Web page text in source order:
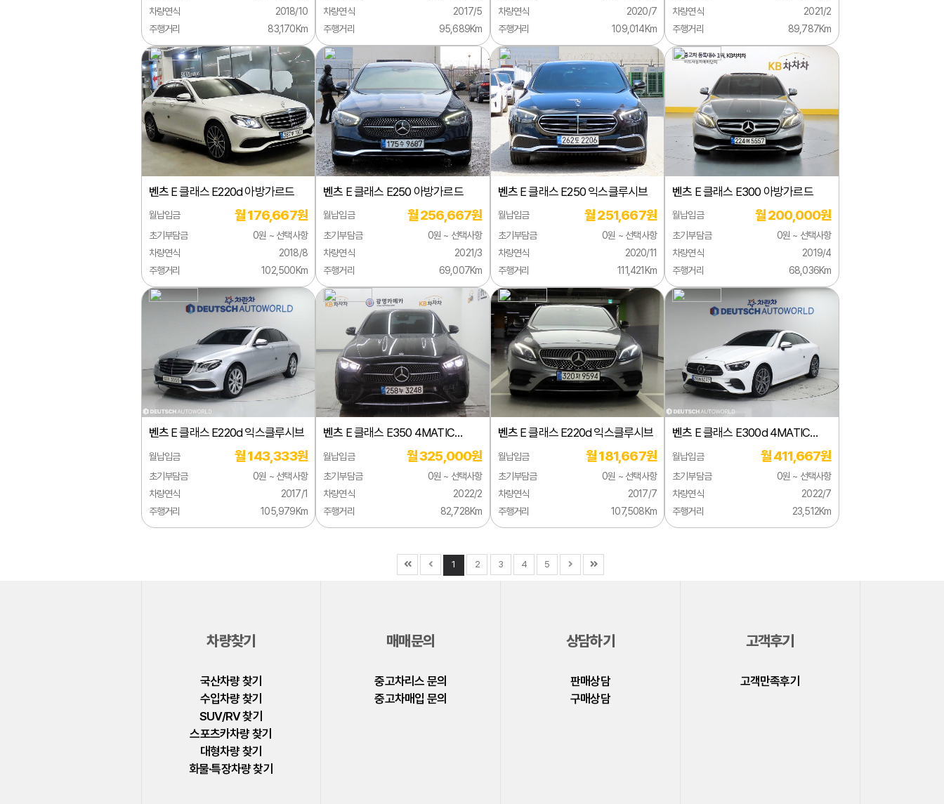
시트로엥
알파로메오
애스턴마틴
어큐라
오펠
올즈모빌
이베코
이스즈
인피니티
재규어
지리
쯔더우
캐딜락
크라이슬러
테슬라
토요타
페라리
포드
차량연식
2018/10
주행거리
83,170Km
차량연식
2017/5
주행거리
95,689Km
차량연식
2020/7
주행거리
109,014Km
차량연식
2021/2
주행거리
89,787Km
벤츠E 클래스 E220d 아방가르드
월납입금 월 176,667원
초기부담금
0원 ~ 선택사항
차량연식
2018/8
주행거리
102,500Km
벤츠 E 클래스 E250 아방가르드
월납입금 월 256,667원
초기부담금
0원 ~ 선택사항
차량연식
2021/3
주행거리
69,007Km
벤츠E 클래스 E250 익스클루시브
월납입금 월 251,667원
초기부담금
0원 ~ 선택사항
차량연식
2020/11
주행거리
111,421Km
벤츠 E 클래스 E300 아방가르드
월납입금 월 200,000원
초기부담금
0원 ~ 선택사항
차량연식
2019/4
주행거리
68,036Km
벤츠E 클래스 E220d 익스클루시브
월납입금 월 143,333원
초기부담금
0원 ~ 선택사항
차량연식
2017/1
주행거리
105,979Km
벤츠 E 클래스 E350 4MATIC
아방가르드
월납입금 월 325,000원
초기부담금
0원 ~ 선택사항
차량연식
2022/2
주행거리
82,728Km
벤츠E 클래스 E220d 익스클루시브
월납입금 월 181,667원
초기부담금
0원 ~ 선택사항
차량연식
2017/7
주행거리
107,508Km
벤츠 E 클래스 E300d 4MATIC
쿠페
월납입금 월 411,667원
초기부담금
0원 ~ 선택사항
차량연식
2022/7
주행거리
23,512Km
1 2 3 4 5
차량찾기
국산차량 찾기
수입차량 찾기
SUV/RV 찾기
스포츠카차량 찾기
대형차량 찾기
화물·특장차량 찾기
매매문의
중고차리스 문의
중고차매입 문의
상담하기
판매상담
구매상담
고객후기
고객만족후기